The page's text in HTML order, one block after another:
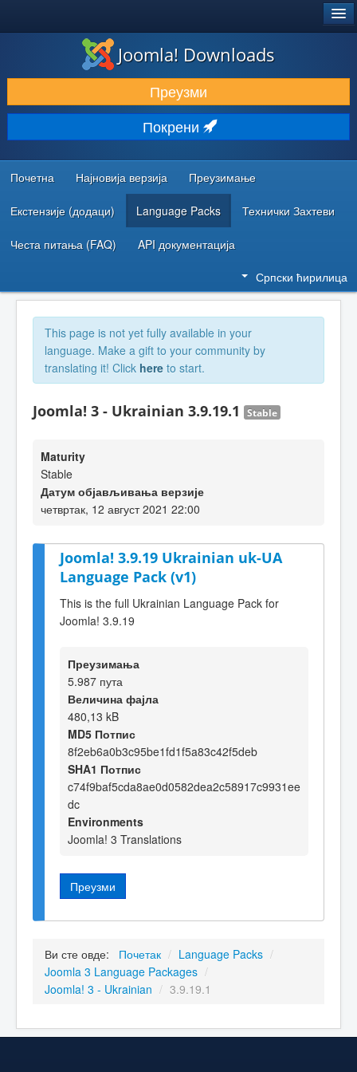
ПРЕУЗИМАЊЕ И ПРОШИРЕЊА (ЕКСТЕНЗИЈЕ)
ОТКРИЈТЕ И НАУЧИТЕ
ЗАЈЕДНИЦА И ПОДРШКА
РЕСУРСИ ЗА РАЗВОЈ
Joomla! Downloads
Преузми
Покрени
Почетна Најновија верзија Преузимање
Екстензије (додаци) Language Packs Технички Захтеви
Честа питања (FAQ) API документација
Српски ћирилица
This page is not yet fully available in your
language. Make a gift to your community by
translating it! Click here to start.
Joomla! 3 - Ukrainian 3.9.19.1 Stable
Maturity
Stable
Датум објављивања верзије
четвртак, 12 август 2021 22:00
Joomla! 3.9.19 Ukrainian uk-UA
Language Pack (v1)
This is the full Ukrainian Language Pack for
Joomla! 3.9.19
Преузимања
5.987 пута
Величина фајла
480,13 kB
MD5 Потпис
8f2eb6a0b3c95be1fd1f5a83c42f5deb
SHA1 Потпис
c74f9baf5cda8ae0d0582dea2c58917c9931ee
dc
Environments
Joomla! 3 Translations
Преузми
Ви сте овде: Почетак / Language Packs /
Joomla 3 Language Packages /
Joomla! 3 - Ukrainian / 3.9.19.1